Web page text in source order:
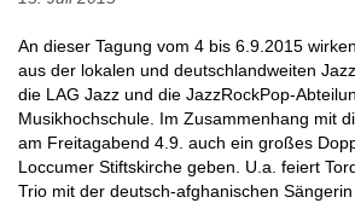
An dieser Tagung vom 4 bis 6.9.2015
aus der lokalen und deutschlandweiten
die LAG Jazz und die JazzRockPop-
Musikhochschule. Im Zusammenhang mit
am Freitagabend 4.9. auch ein großes
Loccumer Stiftskirche geben. U.a. feiert
Trio mit der deutsch-afghanischen